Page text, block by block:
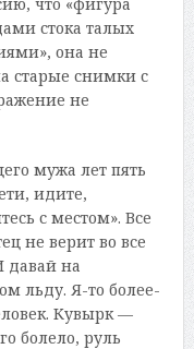
стока талых
она не
старые снимки с
не
мужа лет пять
идите,
с местом». Все
не верит во все
давай на
льду. Я-то более-
Кувырк —
болело, руль